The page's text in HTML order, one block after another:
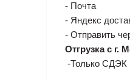
- Почта
- Яндекс
- Отправить
Отгрузка с г.
-Только СДЭК